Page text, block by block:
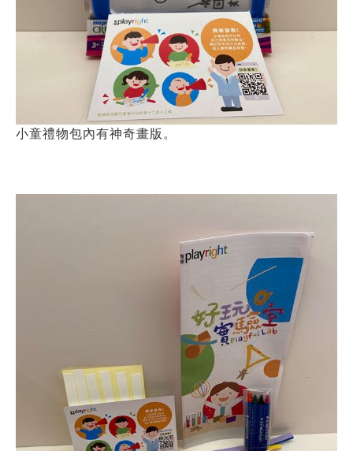
小童禮物包內有神奇畫版。